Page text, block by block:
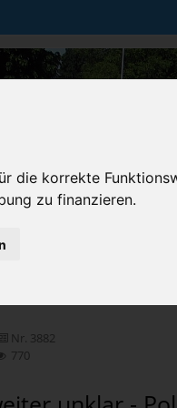
die korrekte
zu finanzieren.
Nr. 3882
770